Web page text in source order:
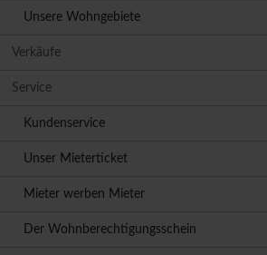
Unsere Wohngebiete
Verkäufe
Service
Kundenservice
Unser Mieterticket
Mieter werben Mieter
Der Wohnberechtigungsschein